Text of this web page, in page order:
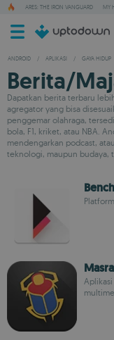
ARES: THE IRON VANGUARD MY
ANDROID / APLIKASI / GAYA HIDUP
Berita/
Dapatkan berita terbaru
agregator yang bisa
penggemar olahraga,
bola, F1, kriket, atau NBA.
mendengarkan podcast,
teknologi, maupun budaya,